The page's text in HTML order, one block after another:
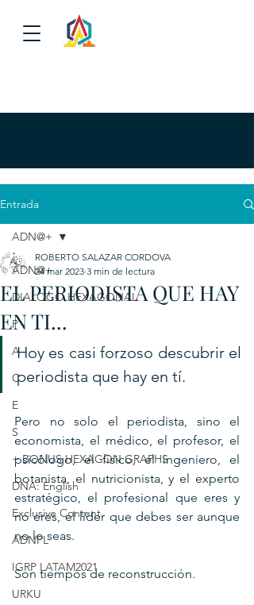
Entrada
ADN@+
DIALOGO HEXAGONAL
P
A
C
E
S
+ BONUS HEXAGON GRAPHS
DNA: English
Exclusive Content
ADNPL
IGRP LATAM2021
URKU
ADN@+
EL PERIODISTA QUE HAY
EN TI...
ROBERTO SALAZAR CORDOVA
24 mar 2023 3 min de lectura
Hoy es casi forzoso descubrir el
periodista que hay en tí.
Pero no solo el periodista, sino el
economista, el médico, el profesor, el
psicólogo, el físico, el ingeniero, el
botanista, el nutricionista, y el experto
estratégico, el profesional que eres y
no eres, el líder que debes ser aunque
no lo seas.
Son tiempos de reconstrucción.